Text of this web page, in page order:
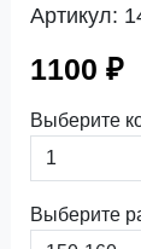
Артикул:
1100 ₽
Выберите
Выберите